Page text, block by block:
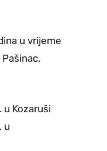
u vrijeme
Kozaruši
u